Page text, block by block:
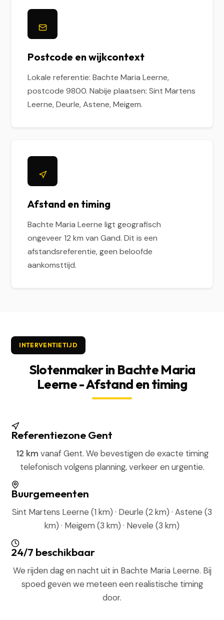
Postcode en wijkcontext
Lokale referentie: Bachte Maria Leerne,
postcode 9800. Nabije plaatsen: Sint Martens
Leerne, Deurle, Astene, Meigem.
Afstand en timing
Bachte Maria Leerne ligt geografisch
ongeveer 12 km van Gand. Dit is een
afstandsreferentie, geen beloofde
aankomsttijd.
INTERVENTIETIJD
Slotenmaker in Bachte Maria
Leerne - Afstand en timing
Referentiezone Gent
12 km vanaf Gent. We bevestigen de exacte timing
telefonisch volgens planning, verkeer en urgentie.
Buurgemeenten
Sint Martens Leerne (1 km) · Deurle (2 km) · Astene (3
km) · Meigem (3 km) · Nevele (3 km)
24/7 beschikbaar
We rijden dag en nacht uit in Bachte Maria Leerne. Bij
spoed geven we meteen een realistische timing
door.